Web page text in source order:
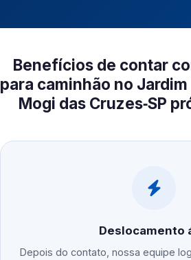
Benefícios de contar
para caminhão no
Mogi das Cruzes‑SP
Deslocamento
Depois do contato, nossa equipe